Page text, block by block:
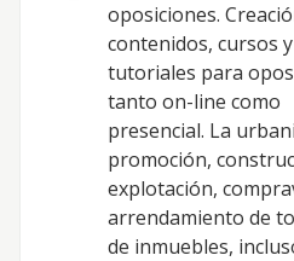
oposiciones.
contenidos, cursos y
tutoriales para
tanto on-line como
presencial. La
promoción,
explotación,
arrendamiento de
de inmuebles,